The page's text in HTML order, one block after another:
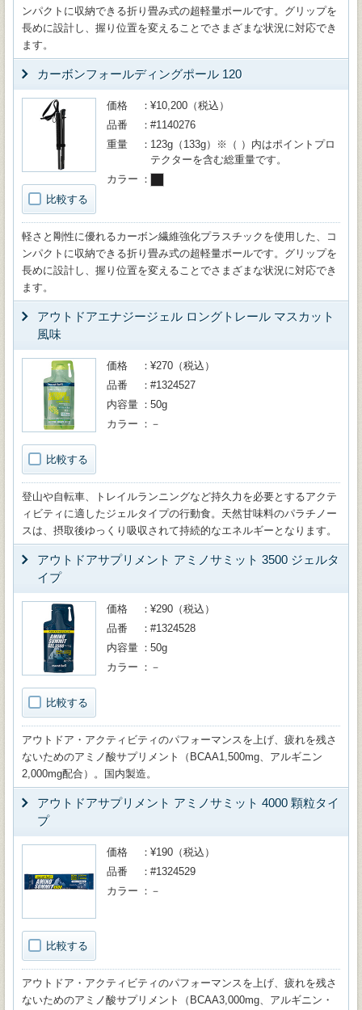
ンパクトに収納できる折り畳み式の超軽量ポールです。グリップを
長めに設計し、握り位置を変えることでさまざまな状況に対応でき
ます。
カーボンフォールディングポール 120
比較する
価格
¥10,200（税込）
品番
#1140276
重量
123g（133g）※（ ）内はポイントプロ
テクターを含む総重量です。
カラー
軽さと剛性に優れるカーボン繊維強化プラスチックを使用した、コ
ンパクトに収納できる折り畳み式の超軽量ポールです。グリップを
長めに設計し、握り位置を変えることでさまざまな状況に対応でき
ます。
アウトドアエナジージェル ロングトレール マスカット
風味
比較する
価格
¥270（税込）
品番
#1324527
内容量
50g
カラー
－
登山や自転車、トレイルランニングなど持久力を必要とするアクテ
ィビティに適したジェルタイプの行動食。天然甘味料のパラチノー
スは、摂取後ゆっくり吸収されて持続的なエネルギーとなります。
アウトドアサプリメント アミノサミット 3500 ジェルタ
イプ
比較する
価格
¥290（税込）
品番
#1324528
内容量
50g
カラー
－
アウトドア・アクティビティのパフォーマンスを上げ、疲れを残さ
ないためのアミノ酸サプリメント（BCAA1,500mg、アルギニン
2,000mg配合）。国内製造。
アウトドアサプリメント アミノサミット 4000 顆粒タイ
プ
比較する
価格
¥190（税込）
品番
#1324529
カラー
－
アウトドア・アクティビティのパフォーマンスを上げ、疲れを残さ
ないためのアミノ酸サプリメント（BCAA3,000mg、アルギニン・